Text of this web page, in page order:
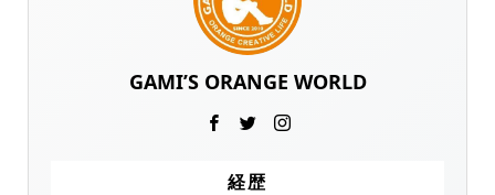
GAMI’S ORANGE WORLD
経歴